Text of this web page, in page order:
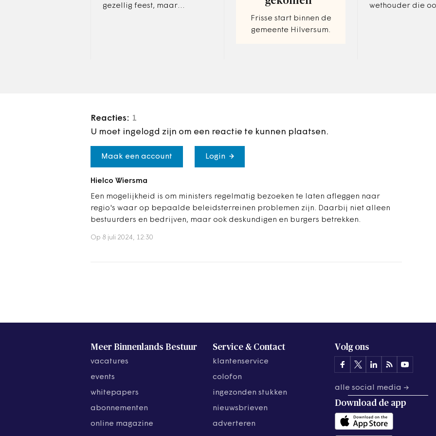
gezellig feest, maar
Frisse start binnen de
gemeente Hilversum.
wethouder die
Reacties: 1
U moet ingelogd zijn om een reactie te kunnen plaatsen.
Maak een account Login
Hielco Wiersma
Een mogelijkheid is om ministers regelmatig bezoeken te laten afleggen naar
regio's waar op bepaalde beleidsterreinen problemen zijn. Daarbij niet alleen
bestuurders en bedrijven, maar ook deskundigen en burgers betrekken.
Op 8 juli 2024, 12:30
Meer Binnenlands Bestuur
vacatures
events
whitepapers
abonnementen
online magazine
Service & Contact
klantenservice
colofon
ingezonden stukken
nieuwsbrieven
adverteren
Volg ons
alle social media →
Download de app